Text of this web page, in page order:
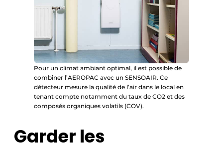
Pour un climat ambiant optimal, il est possible de
combiner l’AEROPAC avec un SENSOAIR. Ce
détecteur mesure la qualité de l’air dans le local en
tenant compte notamment du taux de CO2 et des
composés organiques volatils (COV).
Garder les